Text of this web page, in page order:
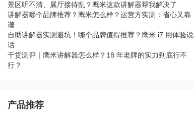
景区听不清、展厅接待乱？鹰米这款讲解器帮我解决了
讲解器哪个品牌推荐？鹰米怎么样？运营方实测：省心又靠
谱
自助讲解器实测避坑！哪个品牌值得推荐？鹰米 i7 用体验说
话
干货测评｜鹰米讲解器怎么样？18 年老牌的实力到底行不
行？
产品推荐